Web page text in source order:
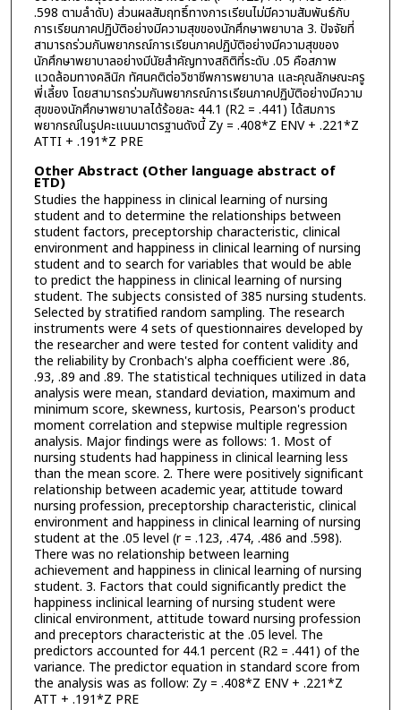
.598 ตามลำดับ) ส่วนผลสัมฤทธิ์ทางการเรียนไม่มีความสัมพันธ์กับ
การเรียนภาคปฏิบัติอย่างมีความสุขของนักศึกษาพยาบาล 3. ปัจจัยที่
สามารถร่วมกันพยากรณ์การเรียนภาคปฏิบัติอย่างมีความสุขของ
นักศึกษาพยาบาลอย่างมีนัยสำคัญทางสถิติที่ระดับ .05 คือสภาพ
แวดล้อมทางคลินิก ทัศนคติต่อวิชาชีพการพยาบาล และคุณลักษณะครู
พี่เลี้ยง โดยสามารถร่วมกันพยากรณ์การเรียนภาคปฏิบัติอย่างมีความ
สุขของนักศึกษาพยาบาลได้ร้อยละ 44.1 (R2 = .441) ได้สมการ
พยากรณ์ในรูปคะแนนมาตรฐานดังนี้ Zy = .408*Z ENV + .221*Z
ATTI + .191*Z PRE
Other Abstract (Other language abstract of
ETD)
Studies the happiness in clinical learning of nursing
student and to determine the relationships between
student factors, preceptorship characteristic, clinical
environment and happiness in clinical learning of nursing
student and to search for variables that would be able
to predict the happiness in clinical learning of nursing
student. The subjects consisted of 385 nursing students.
Selected by stratified random sampling. The research
instruments were 4 sets of questionnaires developed by
the researcher and were tested for content validity and
the reliability by Cronbach's alpha coefficient were .86,
.93, .89 and .89. The statistical techniques utilized in data
analysis were mean, standard deviation, maximum and
minimum score, skewness, kurtosis, Pearson's product
moment correlation and stepwise multiple regression
analysis. Major findings were as follows: 1. Most of
nursing students had happiness in clinical learning less
than the mean score. 2. There were positively significant
relationship between academic year, attitude toward
nursing profession, preceptorship characteristic, clinical
environment and happiness in clinical learning of nursing
student at the .05 level (r = .123, .474, .486 and .598).
There was no relationship between learning
achievement and happiness in clinical learning of nursing
student. 3. Factors that could significantly predict the
happiness inclinical learning of nursing student were
clinical environment, attitude toward nursing profession
and preceptors characteristic at the .05 level. The
predictors accounted for 44.1 percent (R2 = .441) of the
variance. The predictor equation in standard score from
the analysis was as follow: Zy = .408*Z ENV + .221*Z
ATT + .191*Z PRE